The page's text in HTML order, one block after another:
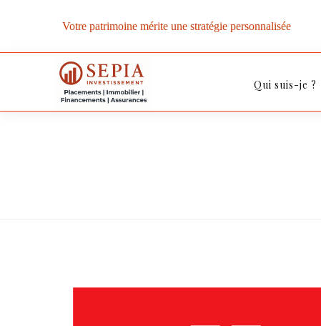
Votre patrimoine mérite une stratégie personnalisée
Qui suis-je ?